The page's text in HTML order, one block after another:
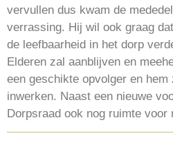
vervullen dus kwam de
verrassing. Hij wil ook graag
de leefbaarheid in het dorp
Elderen zal aanblijven en
een geschikte opvolger en hem
inwerken. Naast een nieuwe
Dorpsraad ook nog ruimte voor